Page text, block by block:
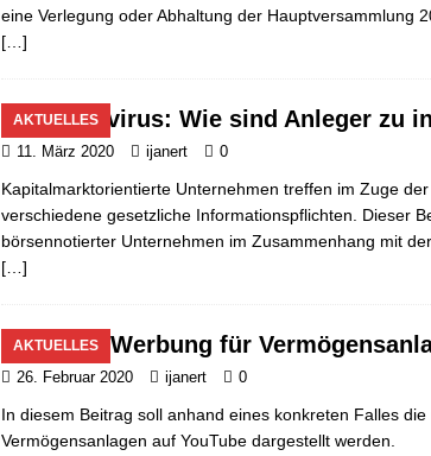
eine Verlegung oder Abhaltung der Hauptversammlung
[…]
AKTUELLES
Coronavirus: Wie sind Anleger zu
11. März 2020 ijanert 0
Kapitalmarktorientierte Unternehmen treffen im Zuge
verschiedene gesetzliche Informationspflichten. Dieser
börsennotierter Unternehmen im Zusammenhang mit
[…]
AKTUELLES Werbung für
26. Februar 2020 ijanert 0
In diesem Beitrag soll anhand eines konkreten Falles
Vermögensanlagen auf YouTube dargestellt werden.